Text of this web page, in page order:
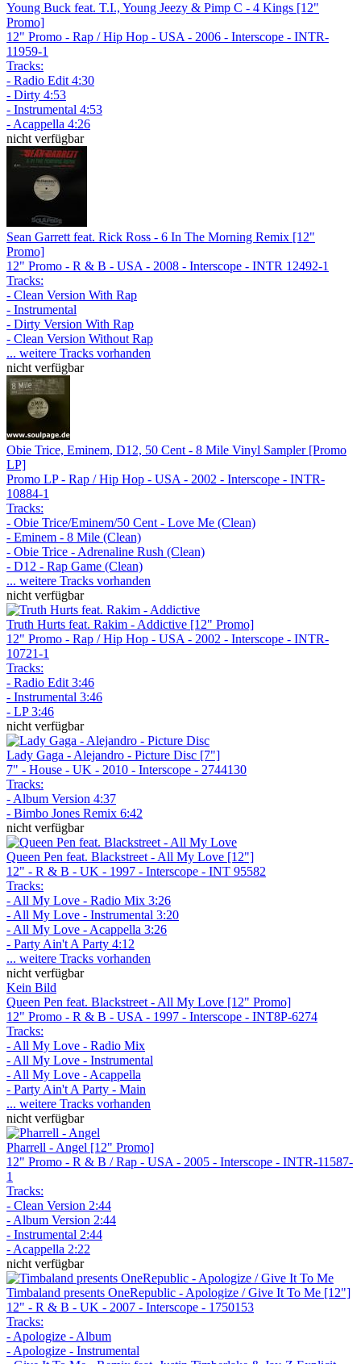
Young Buck feat. T.I., Young Jeezy & Pimp C - 4 Kings [12"
Promo]
12" Promo - Rap / Hip Hop - USA - 2006 - Interscope - INTR-
11959-1
Tracks:
- Radio Edit 4:30
- Dirty 4:53
- Instrumental 4:53
- Acappella 4:26
nicht verfügbar
Sean Garrett feat. Rick Ross - 6 In The Morning Remix [12"
Promo]
12" Promo - R & B - USA - 2008 - Interscope - INTR 12492-1
Tracks:
- Clean Version With Rap
- Instrumental
- Dirty Version With Rap
- Clean Version Without Rap
... weitere Tracks vorhanden
nicht verfügbar
Obie Trice, Eminem, D12, 50 Cent - 8 Mile Vinyl Sampler [Promo
LP]
Promo LP - Rap / Hip Hop - USA - 2002 - Interscope - INTR-
10884-1
Tracks:
- Obie Trice/Eminem/50 Cent - Love Me (Clean)
- Eminem - 8 Mile (Clean)
- Obie Trice - Adrenaline Rush (Clean)
- D12 - Rap Game (Clean)
... weitere Tracks vorhanden
nicht verfügbar
Truth Hurts feat. Rakim - Addictive [12" Promo]
12" Promo - Rap / Hip Hop - USA - 2002 - Interscope - INTR-
10721-1
Tracks:
- Radio Edit 3:46
- Instrumental 3:46
- LP 3:46
nicht verfügbar
Lady Gaga - Alejandro - Picture Disc [7"]
7" - House - UK - 2010 - Interscope - 2744130
Tracks:
- Album Version 4:37
- Bimbo Jones Remix 6:42
nicht verfügbar
Queen Pen feat. Blackstreet - All My Love [12"]
12" - R & B - UK - 1997 - Interscope - INT 95582
Tracks:
- All My Love - Radio Mix 3:26
- All My Love - Instrumental 3:20
- All My Love - Acappella 3:26
- Party Ain't A Party 4:12
... weitere Tracks vorhanden
nicht verfügbar
Kein Bild
Queen Pen feat. Blackstreet - All My Love [12" Promo]
12" Promo - R & B - USA - 1997 - Interscope - INT8P-6274
Tracks:
- All My Love - Radio Mix
- All My Love - Instrumental
- All My Love - Acappella
- Party Ain't A Party - Main
... weitere Tracks vorhanden
nicht verfügbar
Pharrell - Angel [12" Promo]
12" Promo - R & B / Rap - USA - 2005 - Interscope - INTR-11587-
1
Tracks:
- Clean Version 2:44
- Album Version 2:44
- Instrumental 2:44
- Acappella 2:22
nicht verfügbar
Timbaland presents OneRepublic - Apologize / Give It To Me [12"]
12" - R & B - UK - 2007 - Interscope - 1750153
Tracks:
- Apologize - Album
- Apologize - Instrumental